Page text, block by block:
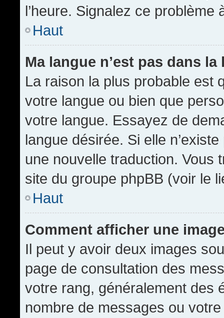
l’heure. Signalez ce problème
Haut
Ma langue n’est pas dans la
La raison la plus probable est
votre langue ou bien que
votre langue. Essayez de
langue désirée. Si elle
une nouvelle traduction. Vous
site du groupe phpBB (voir le
Haut
Comment afficher une
Il peut y avoir deux images
page de consultation des
votre rang, généralement des
nombre de messages ou